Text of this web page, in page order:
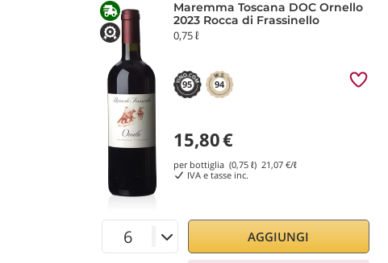
Maremma Toscana DOC Ornello
2023 Rocca di Frassinello
0,75 ℓ
95 94
15,80€
per bottiglia (0,75 ℓ) 21,07 €/ℓ
IVA e tasse inc.
AGGIUNGI